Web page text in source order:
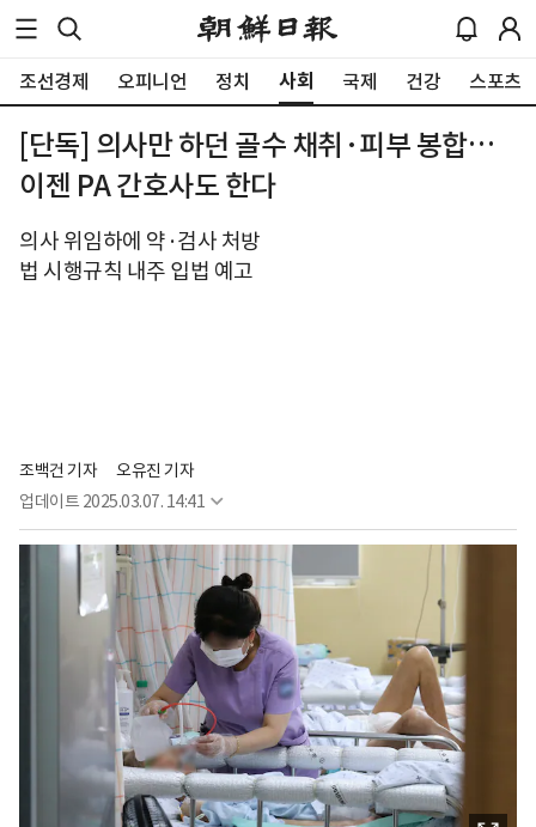
조선경제 오피니언 정치 사회 국제 건강 스포츠
[단독] 의사만 하던 골수 채취·피부 봉합…
이젠 PA 간호사도 한다
의사 위임하에 약·검사 처방
법 시행규칙 내주 입법 예고
조백건 기자
오유진 기자
업데이트 2025.03.07. 14:41